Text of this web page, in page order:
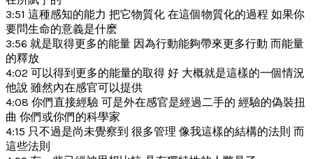
3:51 這種感知的能力 把它物質化 在這個物質化的過程 如果你
要問生命的意義是什麽
3:56 就是取得更多的能量 因為行動能夠帶來更多行動 而能量
的釋放
4:02 可以得到更多的能量的取得 好 大概就是這樣的一個情況
他說 雖然內在感官可以提供
4:08 你們直接經驗 可是外在感官是經過二手的 經驗的偽裝扭
曲 你們或你們的科學家
4:15 只不過是尚未覺察到 很多管理 像我這樣的結構的法則 而
這些法則